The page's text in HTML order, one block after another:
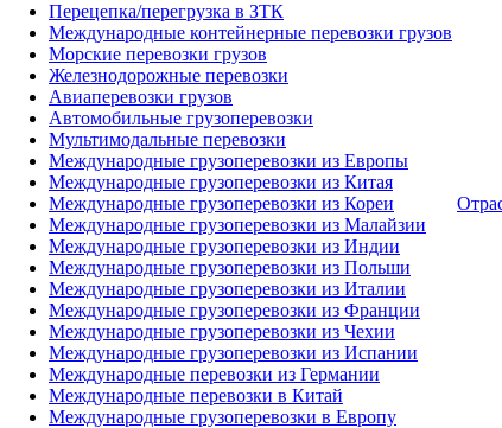
Перецепка/перегрузка в ЗТК
Международные контейнерные перевозки грузов
Морские перевозки грузов
Железнодорожные перевозки
Авиаперевозки грузов
Автомобильные грузоперевозки
Мультимодальные перевозки
Международные грузоперевозки из Европы
Международные грузоперевозки из Китая
Международные грузоперевозки из Кореи
Международные грузоперевозки из Малайзии
Международные грузоперевозки из Индии
Международные грузоперевозки из Польши
Международные грузоперевозки из Италии
Международные грузоперевозки из Франции
Международные грузоперевозки из Чехии
Международные грузоперевозки из Испании
Международные перевозки из Германии
Международные перевозки в Китай
Международные грузоперевозки в Европу